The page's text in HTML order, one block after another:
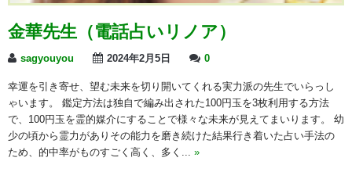
金華先生（電話占いリノア）
sagyouyou 2024年2月5日 0
幸運を引き寄せ、望む未来を切り開いてくれる実力派の先生でいらっし
ゃいます。 鑑定方法は独自で編み出された100円玉を3枚利用する方法
で、100円玉を霊的媒介にすることで様々な未来が見えてまいります。 幼
少の頃から霊力がありその能力を磨き続けた結果行き着いた占い手法の
ため、的中率がものすごく高く、多く... »